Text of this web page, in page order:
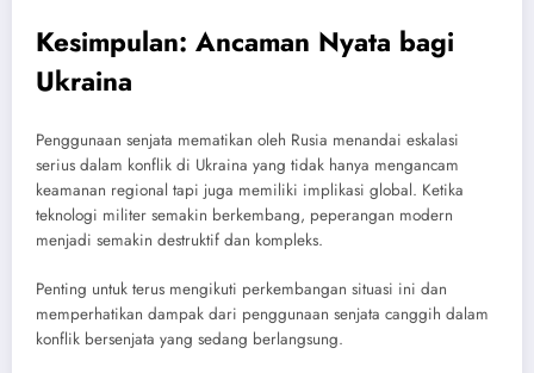
Kesimpulan: Ancaman Nyata bagi
Ukraina
Penggunaan senjata mematikan oleh Rusia menandai eskalasi
serius dalam konflik di Ukraina yang tidak hanya mengancam
keamanan regional tapi juga memiliki implikasi global. Ketika
teknologi militer semakin berkembang, peperangan modern
menjadi semakin destruktif dan kompleks.
Penting untuk terus mengikuti perkembangan situasi ini dan
memperhatikan dampak dari penggunaan senjata canggih dalam
konflik bersenjata yang sedang berlangsung.